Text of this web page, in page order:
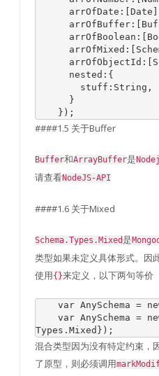
      arrOfDate
:[ Date
      arrOfBuffer
:[
      arrOfBoolean
:[
      arrOfMixed
:[
      arrOfObjectId
:[
      nested
:{
        stuff
: String ,
}
});
####1.5 关于Buffer
Buffer和ArrayBuffer是
请查看NodeJS-API
####1.6 关于Mixed
Schema.Types.Mixed 是
类型如果未定义具体形式。因
使用{}来定义，以下两句等价
var AnySchema =
var AnySchema =
Types . Mixed });
混合类型因为没有特定约束，
了原型，则必须调用